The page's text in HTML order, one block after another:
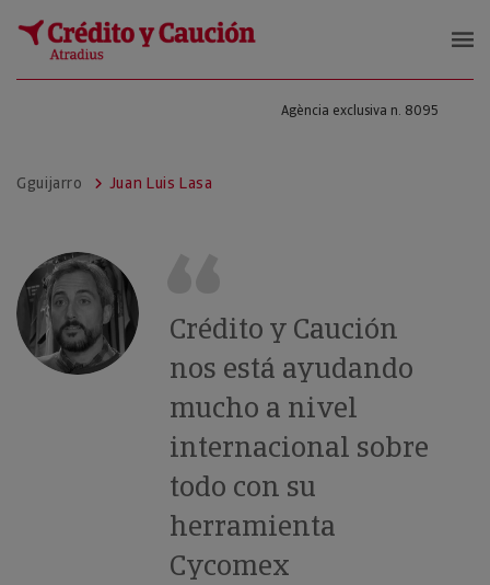
Agència exclusiva n. 8095
Gguijarro Juan Luis Lasa
Crédito y Caución
nos está ayudando
mucho a nivel
internacional sobre
todo con su
herramienta
Cycomex